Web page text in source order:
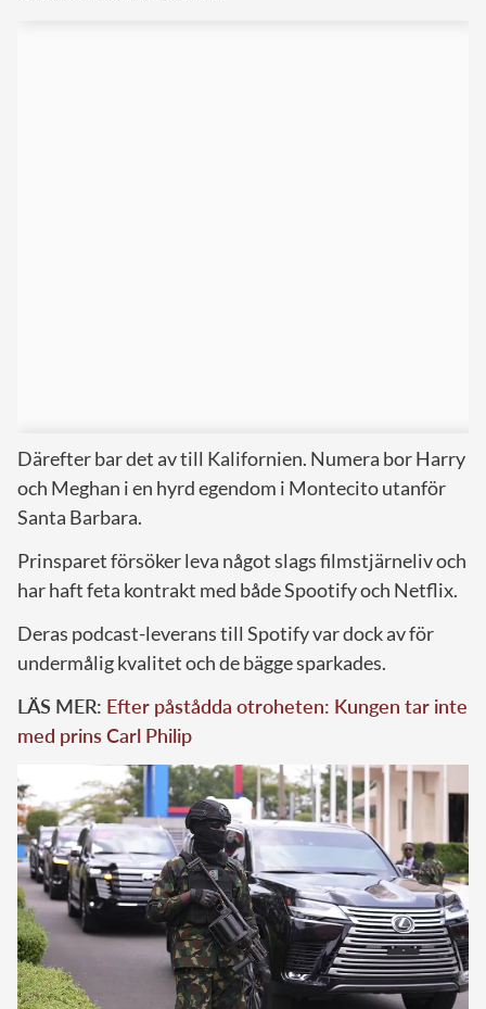
Därefter bar det av till Kalifornien. Numera bor Harry
och Meghan i en hyrd egendom i Montecito utanför
Santa Barbara.
Prinsparet försöker leva något slags filmstjärneliv och
har haft feta kontrakt med både Spootify och Netflix.
Deras podcast-leverans till Spotify var dock av för
undermålig kvalitet och de bägge sparkades.
LÄS MER: Efter påstådda otroheten: Kungen tar inte
med prins Carl Philip